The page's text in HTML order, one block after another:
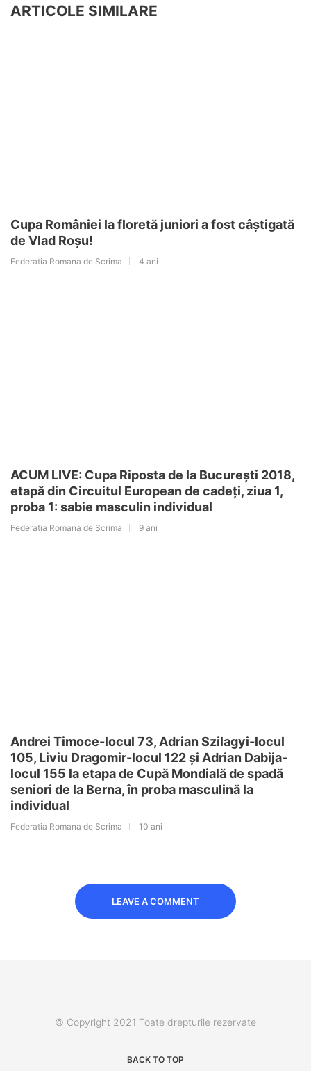
ARTICOLE SIMILARE
Cupa României la floretă juniori a fost câștigată
de Vlad Roșu!
Federatia Romana de Scrima 4 ani
ACUM LIVE: Cupa Riposta de la București 2018,
etapă din Circuitul European de cadeți, ziua 1,
proba 1: sabie masculin individual
Federatia Romana de Scrima 9 ani
Andrei Timoce-locul 73, Adrian Szilagyi-locul
105, Liviu Dragomir-locul 122 și Adrian Dabija-
locul 155 la etapa de Cupă Mondială de spadă
seniori de la Berna, în proba masculină la
individual
Federatia Romana de Scrima 10 ani
LEAVE A COMMENT
© Copyright 2021 Toate drepturile rezervate
BACK TO TOP